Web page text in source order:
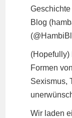
Blog
Formen
Sexismus,
Wir laden